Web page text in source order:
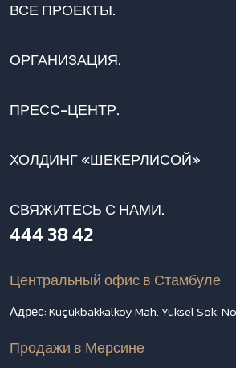
ВСЕ ПРОЕКТЫ.
ОРГАНИЗАЦИЯ.
ПРЕСС-ЦЕНТР.
ХОЛДИНГ «ШЕКЕРЛИСОЙ»
СВЯЖИТЕСЬ С НАМИ.
444 38 42
Центральный офис в Стамбуле
Адрес: Küçükbakkalköy Mah. Yüksel Sok.
Продажи в Мерсине